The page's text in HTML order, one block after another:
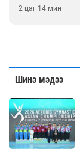
2 цаг 14 мин
Шинэ мэдээ